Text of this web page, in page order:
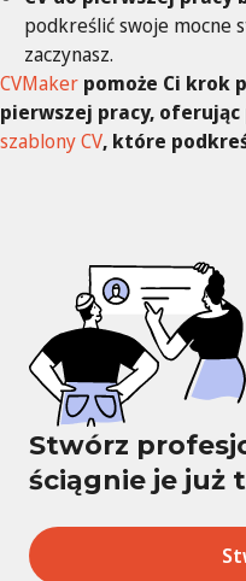
podkreślić swoje mocne
zaczynasz.
CVMaker pomoże Ci krok
pierwszej pracy,
szablony CV, które
Stwórz
ściągnie je już